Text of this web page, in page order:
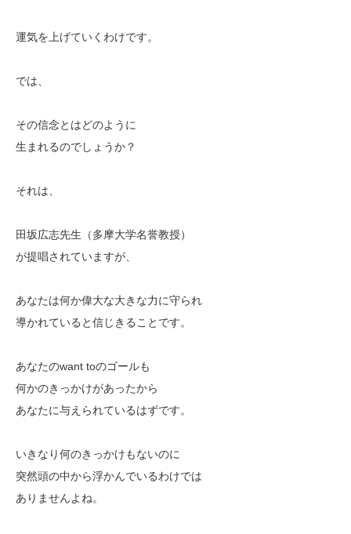
運気を上げていくわけです。
では、
その信念とはどのように
生まれるのでしょうか？
それは、
田坂広志先生（多摩大学名誉教授）
が提唱されていますが、
あなたは何か偉大な大きな力に守られ
導かれていると信じきることです。
あなたのwant toのゴールも
何かのきっかけがあったから
あなたに与えられているはずです。
いきなり何のきっかけもないのに
突然頭の中から浮かんでいるわけでは
ありませんよね。